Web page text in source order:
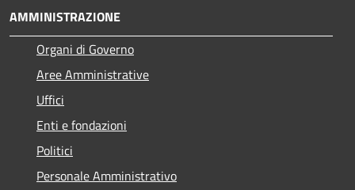
AMMINISTRAZIONE
Organi di Governo
Aree Amministrative
Uffici
Enti e fondazioni
Politici
Personale Amministrativo